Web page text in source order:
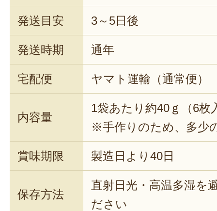
発送目安 3～5日後
発送時期 通年
宅配便 ヤマト運輸（通常便）
内容量
1袋あたり約40ｇ（6枚
※手作りのため、多少
賞味期限 製造日より40日
保存方法
直射日光・高温多湿を
ださい